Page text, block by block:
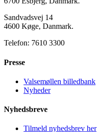
Sandvadsvej 14
4600 Køge, Danmark.
Telefon: 7610 3300
Presse
Valsemøllen billedbank
Nyheder
Nyhedsbreve
Tilmeld nyhedsbrev her